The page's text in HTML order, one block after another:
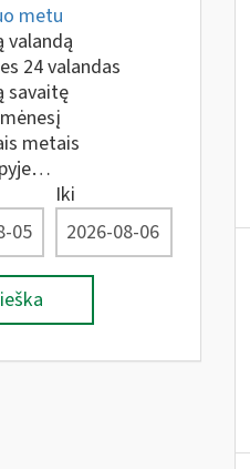
metu
valandą
24 valandas
savaitę
metais
Iki